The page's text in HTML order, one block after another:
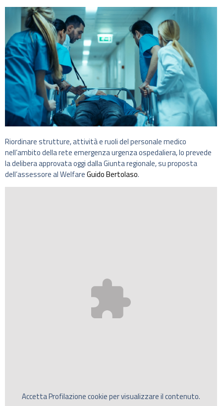
Riordinare strutture, attività e ruoli del personale medico
nell’ambito della rete emergenza urgenza ospedaliera, lo prevede
la delibera approvata oggi dalla Giunta regionale, su proposta
dell’assessore al WelfareGuido Bertolaso.
AccettaProfilazionecookie per visualizzare il contenuto.